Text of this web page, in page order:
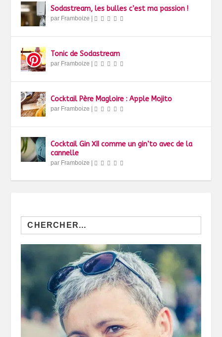
Sodastream, les bulles c’est ma passion !
par Framboize |
Tonic de Sodastream
par Framboize |
Cocktail Père Magloire : Apple Mojito
par Framboize |
Cocktail Gin XII comme un gin’to avec de la
cannelle
par Framboize |
Search
for: